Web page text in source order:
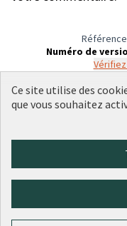
Référence
Numéro de
(Lien externe)
(Lien externe)
(Lien externe)
(Lien(Lien
(Lien externe)
Ce site utilise des
que vous souhaitez